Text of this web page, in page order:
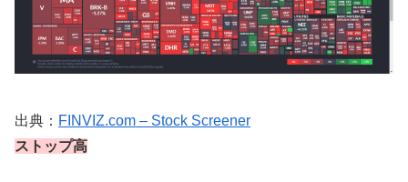
出典： FINVIZ.com – Stock Screener
ストップ高